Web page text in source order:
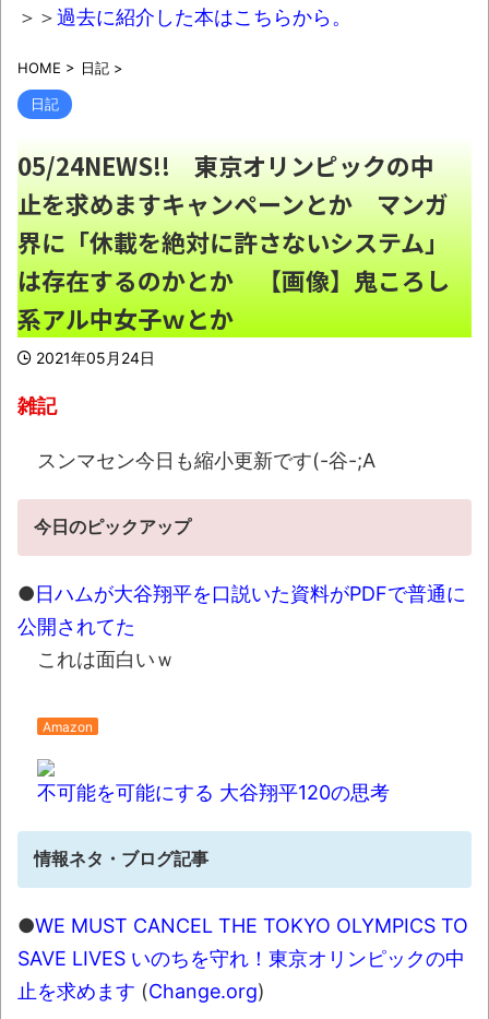
【悲報】週刊少年ジャンプ、史上初の100万
【悲報】日本のライオンさん、溶ける
京大病院、脳腫瘍摘出手術で誤って腫瘍の
無い部位を摘出 脳幹など損傷受け植物状態に
NEW!
彼氏が『この車』買おうとして私とケンカ
になってるんだけどｗｗｗｗｗｗ
NEW!
【悲報】ロシア、じわじわと逝き始める
NEW!
像・最高な画像」貼っていけｗｗｗｗｗ
装置で撃墜するウクライナ。
【動画】「昔のアイドルは個人情報がガバ
ガバだった」を誇張した昭和風AI動画が秀逸す
ぎるｗｗｗ
「ぞわっとした…」カルディで売っているコ
ｗｗNEW!
ルアーを作ってタコを釣り上げた動画が葛飾北
8月26日にリメイク完結編「FF7リベレーシ
ョン」の新映像が公開！欧州gamescom 2026
にてNEW!
＞＞過去に紹介した本はこちらから。
HOME > 日記 >
日記
05/24NEWS!! 東京オリンピックの中
止を求めますキャンペーンとか マンガ
界に「休載を絶対に許さないシステム」
は存在するのかとか 【画像】鬼ころし
系アル中女子ｗとか
2021年05月24日
雑記
スンマセン今日も縮小更新です(-谷-;A
今日のピックアップ
●日ハムが大谷翔平を口説いた資料がPDFで普通に
公開されてた
これは面白いｗ
Amazon
不可能を可能にする 大谷翔平120の思考
情報ネタ・ブログ記事
●WE MUST CANCEL THE TOKYO OLYMPICS TO
SAVE LIVES いのちを守れ！東京オリンピックの中
止を求めます (Change.org)